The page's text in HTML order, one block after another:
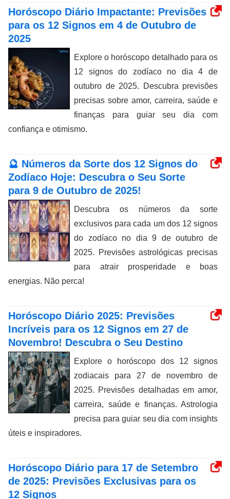
Horóscopo Diário Impactante: Previsões
para os 12 Signos em 4 de Outubro de
2025
Explore o horóscopo detalhado para os
12 signos do zodíaco no dia 4 de
outubro de 2025. Descubra previsões
precisas sobre amor, carreira, saúde e
finanças para guiar seu dia com
confiança e otimismo.
🔮 Números da Sorte dos 12 Signos do
Zodíaco Hoje: Descubra o Seu Sorte
para 9 de Outubro de 2025!
Descubra os números da sorte
exclusivos para cada um dos 12 signos
do zodíaco no dia 9 de outubro de
2025. Previsões astrológicas precisas
para atrair prosperidade e boas
energias. Não perca!
Horóscopo Diário 2025: Previsões
Incríveis para os 12 Signos em 27 de
Novembro! Descubra o Seu Destino
Explore o horóscopo dos 12 signos
zodiacais para 27 de novembro de
2025. Previsões detalhadas em amor,
carreira, saúde e finanças. Astrologia
precisa para guiar seu dia com insights
úteis e inspiradores.
Horóscopo Diário para 17 de Setembro
de 2025: Previsões Exclusivas para os
12 Signos